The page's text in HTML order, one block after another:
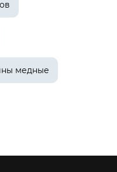
медные